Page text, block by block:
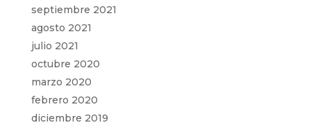
septiembre 2021
agosto 2021
julio 2021
octubre 2020
marzo 2020
febrero 2020
diciembre 2019